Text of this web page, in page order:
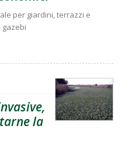
per giardini, terrazzi e
gazebi
la